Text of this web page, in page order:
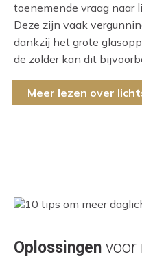
toenemende vraag naar
Deze zijn vaak
dankzij het grote
de zolder kan dit
Meer lezen over
Oplossingen voor